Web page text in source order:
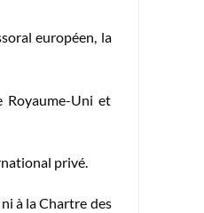
européen, la
Royaume-Uni et
privé.
à la Chartre des